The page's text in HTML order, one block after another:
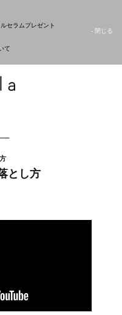
セラムプレゼント
て
- 閉じる
とし方